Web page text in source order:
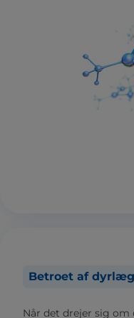
Betroet af
Når det drejer sig om